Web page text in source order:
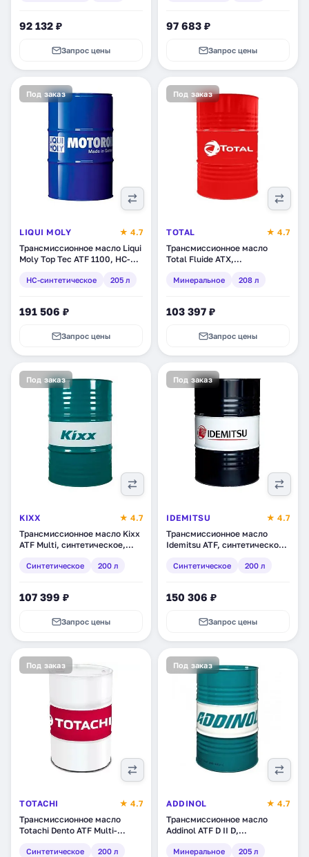
92 132 ₽
Запрос цены
97 683 ₽
Запрос цены
Под заказ
LIQUI MOLY
★ 4.7
Трансмиссионное масло Liqui
Moly Top Tec ATF 1100, НС-
HC-синтетическое 205 л
191 506 ₽
Запрос цены
Под заказ
TOTAL
★ 4.7
Трансмиссионное масло
Total Fluide ATX,
Минеральное 208 л
103 397 ₽
Запрос цены
Под заказ
KIXX
★ 4.7
Трансмиссионное масло Kixx
ATF Multi, синтетическое,
Синтетическое 200 л
107 399 ₽
Запрос цены
Под заказ
IDEMITSU
★ 4.7
Трансмиссионное масло
Idemitsu ATF, синтетическое,
Синтетическое 200 л
150 306 ₽
Запрос цены
Под заказ
TOTACHI
★ 4.7
Трансмиссионное масло
Totachi Dento ATF Multi-
(4589904528736)
Синтетическое 200 л
Под заказ
ADDINOL
★ 4.7
Трансмиссионное масло
Addinol ATF D II D,
(4014766401281)
Минеральное 205 л